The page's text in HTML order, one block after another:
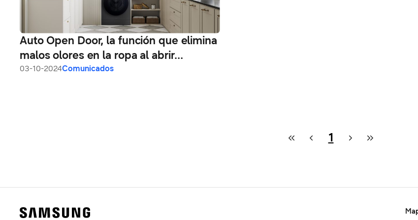
Auto Open Door, la función que elimina
malos olores en la ropa al abrir
automáticamente la puerta después
03-10-2024Comunicados
1